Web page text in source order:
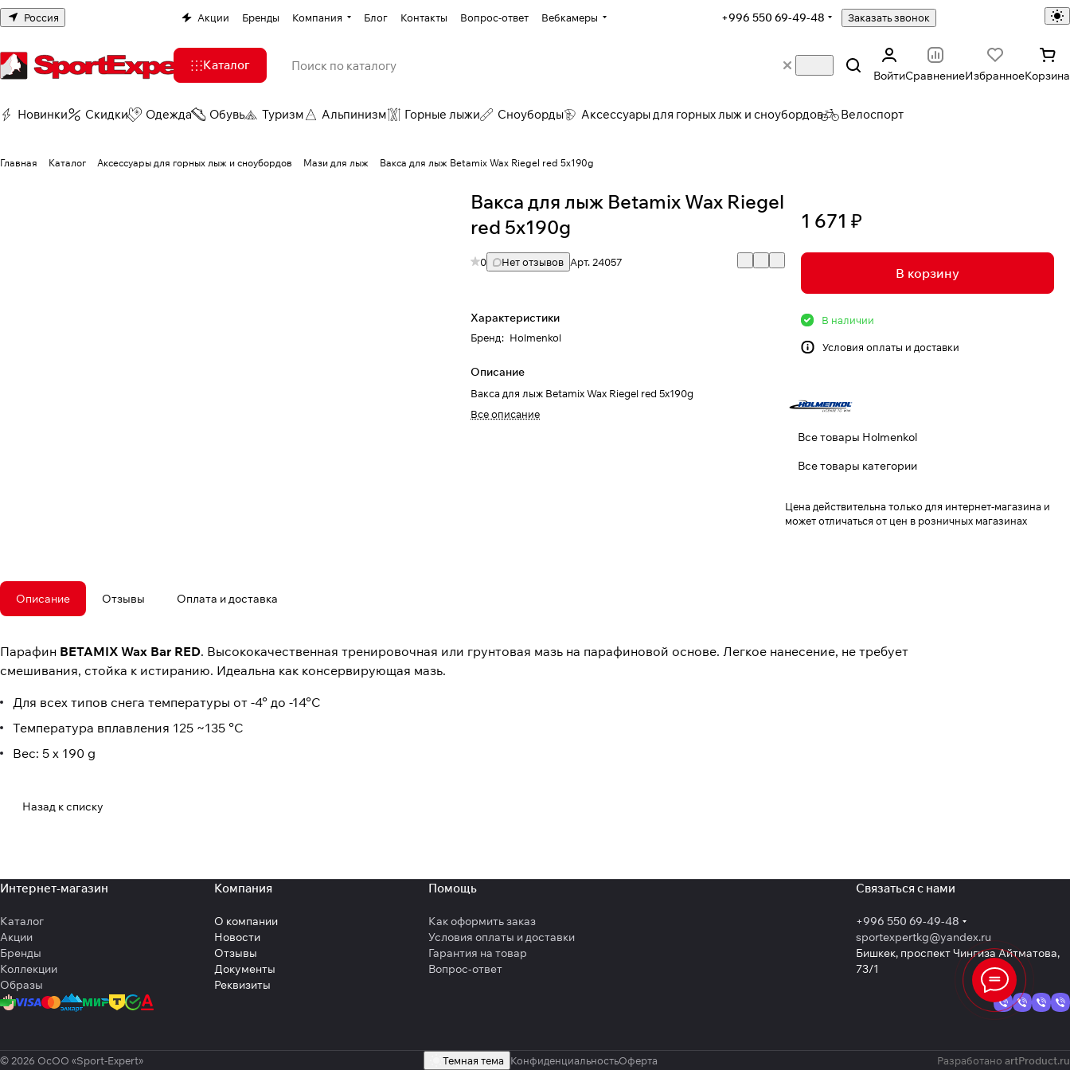
Россия Акции Бренды Компания Блог Контакты Вопрос-ответ Вебкамеры +996 550 69-49-48 Заказать звонок
Каталог
ВойтиСравнениеИзбранноеКорзина
Новинки Скидки Одежда Обувь Туризм Альпинизм Горные лыжи Сноуборды Аксессуары для горных лыж и сноубордов Велоспорт
Главная Каталог Аксессуары для горных лыж и сноубордов Мази для лыж Вакса для лыж Betamix Wax Riegel red 5x190g
Вакса для лыж Betamix Wax Riegel
red 5x190g
0 Нет отзывов Арт.24057
Характеристики
Бренд: Holmenkol
Описание
Вакса для лыж Betamix Wax Riegel red 5x190g
Все описание
1 671 ₽
В корзину
В наличии
Условия оплаты и доставки
Все товары Holmenkol
Все товары категории
Цена действительна только для интернет-магазина и
может отличаться от цен в розничных магазинах
Описание Отзывы Оплата и доставка
Парафин BETAMIX Wax Bar RED. Высококачественная тренировочная или грунтовая мазь на парафиновой основе. Легкое нанесение, не требует
смешивания, стойка к истиранию. Идеальна как консервирующая мазь.
Для всех типов снега температуры от -4° до -14°C
Температура вплавления 125 ~135 °C
Вес: 5 x 190 g
Назад к списку
Интернет-магазин
Каталог
Акции
Бренды
Коллекции
Образы
Компания
О компании
Новости
Отзывы
Документы
Реквизиты
Помощь
Как оформить заказ
Условия оплаты и доставки
Гарантия на товар
Вопрос-ответ
Связаться с нами
+996 550 69-49-48
sportexpertkg@yandex.ru
Бишкек, проспект Чингиза Айтматова,
73/1
© 2026 ОсОО «Sport-Expert» Темная тема КонфиденциальностьОферта Разработано artProduct.ru